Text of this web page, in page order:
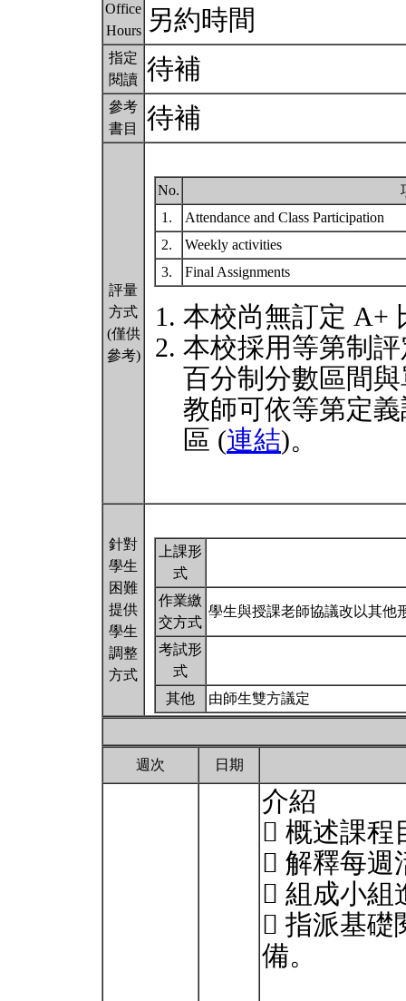
Office
Hours
另約時間
指定
閱讀 待補
參考
書目
待補
評量
方式
(僅供
參考)
No.
1.
Attendance and Class Participation
2.
Weekly activities
3.
Final Assignments
本校尚無訂定 A+
本校採用等第制
百分制分數區間
教師可依等第定
區 (連結)。
針對
學生
困難
提供
學生
調整
方式
上課形
式
作業繳
交方式
學生與授課老師協議改以其他
考試形
式
其他
由師生雙方議定
週次 日期
介紹
 概述課程
 解釋每週
 組成小組
 指派基礎
備。